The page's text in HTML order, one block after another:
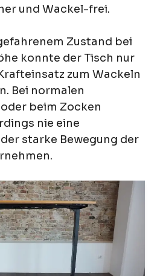
und Wackel-frei.
Zustand bei
konnte der Tisch nur
zum Wackeln
Bei normalen
beim Zocken
nie eine
starke Bewegung der